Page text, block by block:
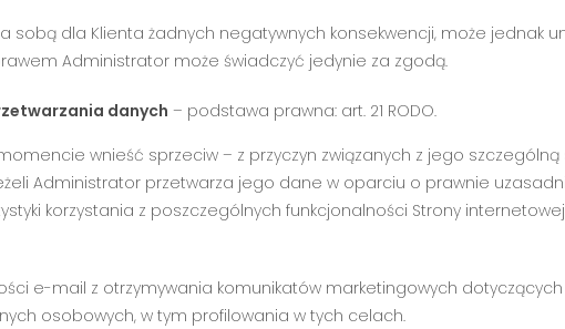
sobą dla Klienta żadnych negatywnych konsekwencji, może jednak
Administrator może świadczyć jedynie za zgodą.
danych – podstawa prawna: art. 21 RODO.
wnieść sprzeciw – z przyczyn związanych z jego
Administrator przetwarza jego dane w oparciu o prawnie
korzystania z poszczególnych funkcjonalności Strony
e-mail z otrzymywania komunikatów marketingowych
osobowych, w tym profilowania w tych celach.